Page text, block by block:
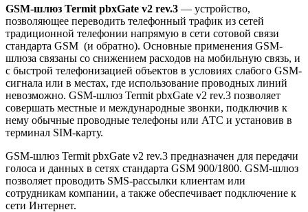
GSM-шлюз Termit pbxGate v2 rev.3 — устройство,
позволяющее переводить телефонный трафик из сетей
традиционной телефонии напрямую в сети сотовой связи
стандарта GSM (и обратно). Основные применения GSM-
шлюза связаны со снижением расходов на мобильную связь, и
с быстрой телефонизацией объектов в условиях слабого GSM-
сигнала или в местах, где использование проводных линий
невозможно. GSM-шлюз Termit pbxGate v2 rev.3 позволяет
совершать местные и международные звонки, подключив к
нему обычные проводные телефоны или АТС и установив в
терминал SIM-карту.
GSM-шлюз Termit pbxGate v2 rev.3 предназначен для передачи
голоса и данных в сетях стандарта GSM 900/1800. GSM-шлюз
позволяет проводить SMS-рассылки клиентам или
сотрудникам компании, а также обеспечивает подключение к
сети Интернет.